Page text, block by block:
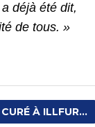
déjà été dit,
de tous. »
À ILLFUR...